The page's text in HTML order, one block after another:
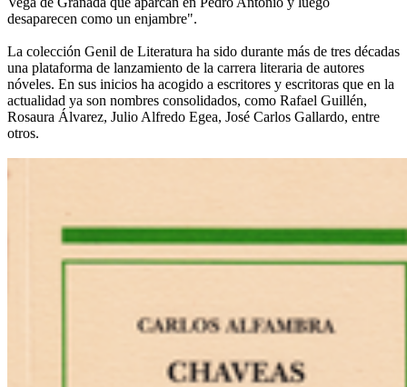
desaparecen como un enjambre".
La colección Genil de Literatura ha sido durante más de tres décadas
una plataforma de lanzamiento de la carrera literaria de autores
nóveles. En sus inicios ha acogido a escritores y escritoras que en la
actualidad ya son nombres consolidados, como Rafael Guillén,
Rosaura Álvarez, Julio Alfredo Egea, José Carlos Gallardo, entre
otros.